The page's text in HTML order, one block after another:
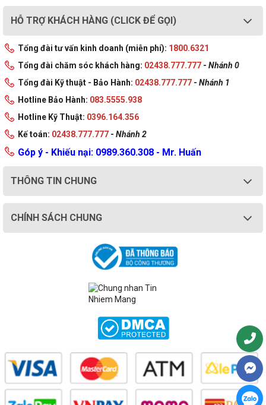
HỖ TRỢ KHÁCH HÀNG (CLICK ĐỂ GỌI)
Tổng đài tư vấn kinh doanh (miễn phí): 1800.6321
Tổng đài chăm sóc khách hàng: 02438.777.777 - Nhánh 0
Tổng đài Kỹ thuật - Bảo Hành: 02438.777.777 - Nhánh 1
Hotline Bảo Hành: 083.5555.938
Hotline Kỹ Thuật: 0396.164.356
Kế toán: 02438.777.777 - Nhánh 2
Góp ý - Khiếu nại: 0989.360.308 - Mr. Huấn
THÔNG TIN CHUNG
CHÍNH SÁCH CHUNG